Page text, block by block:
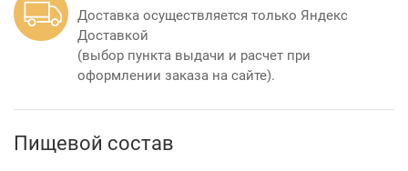
Доставка осуществляется только Яндекс
Доставкой
(выбор пункта выдачи и расчет при
оформлении заказа на сайте).
Пищевой состав